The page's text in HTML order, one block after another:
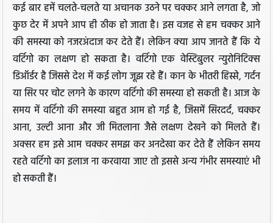
कई बार हमें चलते-चलते या अचानक उठने पर चक्कर आने लगता है, जो
कुछ देर में अपने आप ही ठीक हो जाता है। इस वजह से हम चक्कर आने
की समस्या को नजरअंदाज कर देते हैं। लेकिन क्या आप जानते हैं कि ये
वर्टिगो का लक्षण हो सकता है। वर्टिगो एक वेस्टिबुलर न्युरोनिटिक्स
डिऑर्डर है जिससे देश में कई लोग जूझ रहे हैं। कान के भीतरी हिस्से, गर्दन
या सिर पर चोट लगने के कारण वर्टिगो की समस्या हो सकती है। आज के
समय में वर्टिगो की समस्या बहुत आम हो गई है, जिसमें सिरदर्द, चक्कर
आना, उल्टी आना और जी मितलाना जैसे लक्षण देखने को मिलते हैं।
अक्सर हम इसे आम चक्कर समझ कर अनदेखा कर देते हैं लेकिन समय
रहते वर्टिगो का इलाज ना करवाया जाए तो इससे अन्य गंभीर समस्याएं भी
हो सकती हैं।